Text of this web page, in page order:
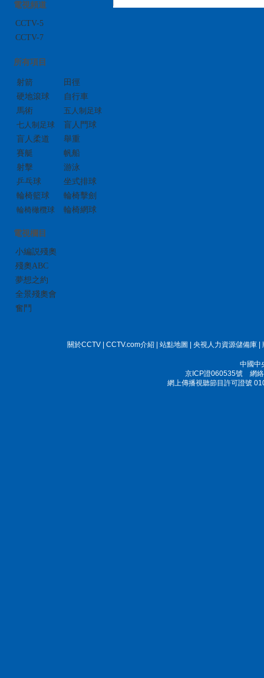
電視頻道
CCTV-5
CCTV-7
所有項目
射箭
田徑
硬地滾球
自行車
馬術
五人制足球
七人制足球
盲人門球
盲人柔道
舉重
賽艇
帆船
射擊
游泳
乒乓球
坐式排球
輪椅籃球
輪椅擊劍
輪椅橄欖球
輪椅網球
電視欄目
小編説殘奧
殘奧ABC
夢想之約
全景殘奧會
奮鬥
關於CCTV |CCTV.com介紹 |站點地圖 |央視人力資源儲備庫 |
中國中
京ICP證060535號 網絡
網上傳播視聽節目許可證號